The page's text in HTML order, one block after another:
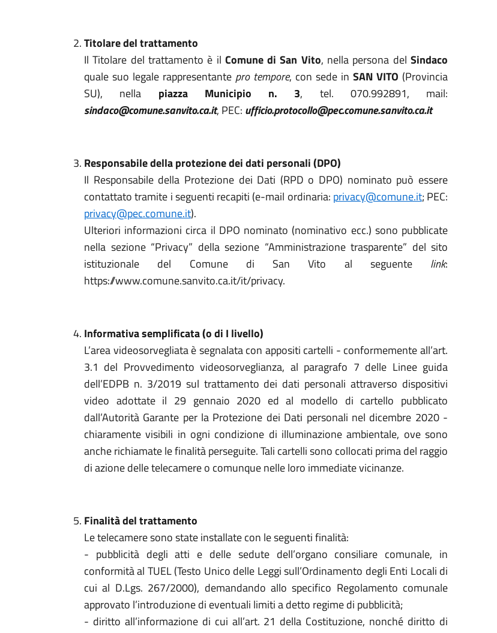
Titolare del trattamento
Il Titolare del trattamento è il Comune di San Vito, nella persona delSindaco
quale suo legale rappresentante pro tempore, con sede in SAN VITO (Provincia
SU), nella piazza Municipio n. 3, tel. 070.992891, mail:
sindaco@comune.sanvito.ca.it, PEC: ufficio.protocollo@pec.comune.sanvito.ca.it
Responsabile della protezione dei dati personali (DPO)
Il Responsabile della Protezione dei Dati (RPD o DPO) nominato può essere
contattato tramite i seguenti recapiti (e-mail ordinaria: privacy@comune.it; PEC:
privacy@pec.comune.it).
Ulteriori informazioni circa il DPO nominato (nominativo ecc.) sono pubblicate
nella sezione “Privacy” della sezione “Amministrazione trasparente” del sito
istituzionale del Comune di San Vito al seguente link:
https://www.comune.sanvito.ca.it/it/privacy.
Informativa semplificata (o di I livello)
L’area videosorvegliata è segnalata con appositi cartelli - conformemente all’art.
3.1 del Provvedimento videosorveglianza, al paragrafo 7 delle Linee guida
dell’EDPB n. 3/2019 sul trattamento dei dati personali attraverso dispositivi
video adottate il 29 gennaio 2020 ed al modello di cartello pubblicato
dall’Autorità Garante per la Protezione dei Dati personali nel dicembre 2020 -
chiaramente visibili in ogni condizione di illuminazione ambientale, ove sono
anche richiamate le finalità perseguite. Tali cartelli sono collocati prima del raggio
di azione delle telecamere o comunque nelle loro immediate vicinanze.
Finalità del trattamento
Le telecamere sono state installate con le seguenti finalità:
- pubblicità degli atti e delle sedute dell’organo consiliare comunale, in
conformità al TUEL (Testo Unico delle Leggi sull’Ordinamento degli Enti Locali di
cui al D.Lgs. 267/2000), demandando allo specifico Regolamento comunale
approvato l’introduzione di eventuali limiti a detto regime di pubblicità;
- diritto all’informazione di cui all’art. 21 della Costituzione, nonché diritto di